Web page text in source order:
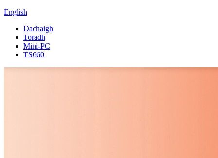
English
Dachaigh
Toradh
Mini-PC
TS660